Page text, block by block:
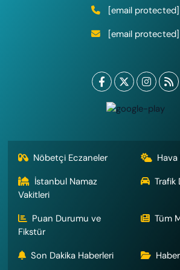
[email protected]
[email protected]
Nöbetçi Eczaneler
İstanbul Namaz
Vakitleri
Trafik
Puan Durumu ve
Fikstür
Tüm
Son Dakika Haberleri